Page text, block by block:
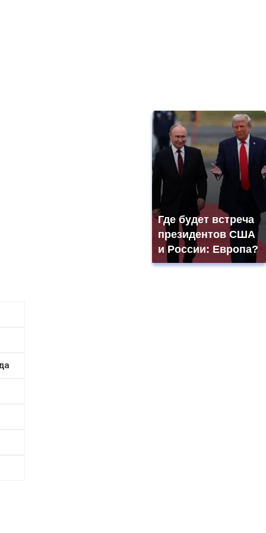
Где будет встреча
президентов США
и России: Европа?